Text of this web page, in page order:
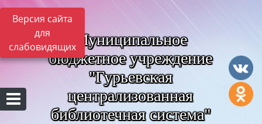
Версия сайта
для
слабовидящих Муниципальное
бюджетное учреждение
"Гурьевская
централизованная
библиотечная система"